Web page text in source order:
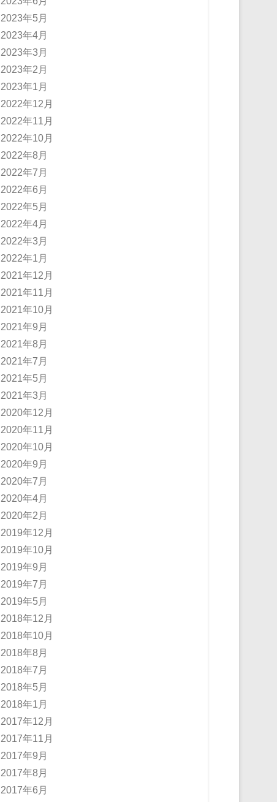
2023年5月
2023年4月
2023年3月
2023年2月
2023年1月
2022年12月
2022年11月
2022年10月
2022年8月
2022年7月
2022年6月
2022年5月
2022年4月
2022年3月
2022年1月
2021年12月
2021年11月
2021年10月
2021年9月
2021年8月
2021年7月
2021年5月
2021年3月
2020年12月
2020年11月
2020年10月
2020年9月
2020年7月
2020年4月
2020年2月
2019年12月
2019年10月
2019年9月
2019年7月
2019年5月
2018年12月
2018年10月
2018年8月
2018年7月
2018年5月
2018年1月
2017年12月
2017年11月
2017年9月
2017年8月
2017年6月